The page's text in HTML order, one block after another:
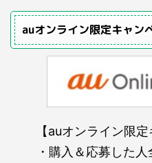
auオンライン限定キャン
【auオンライン限
・購入＆応募した